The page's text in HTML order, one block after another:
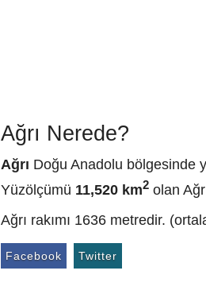
Ağrı Nerede?
Ağrı Doğu Anadolu bölgesinde
Yüzölçümü 11,520 km2 olan
Ağrı rakımı 1636 metredir.
Facebook Twitter